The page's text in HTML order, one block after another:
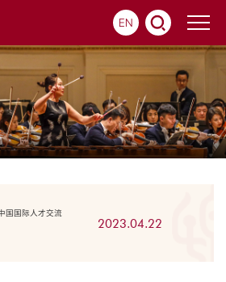
EN
国国际人才交流
2023.04.22